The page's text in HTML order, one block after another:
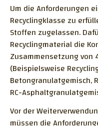
Um die Anforderungen
Recyclingklasse zu
Stoffen zugelassen.
Recyclingmaterial die
Zusammensetzung von
(Beispielsweise
Betongranulatgemisch,
RC-
Vor der